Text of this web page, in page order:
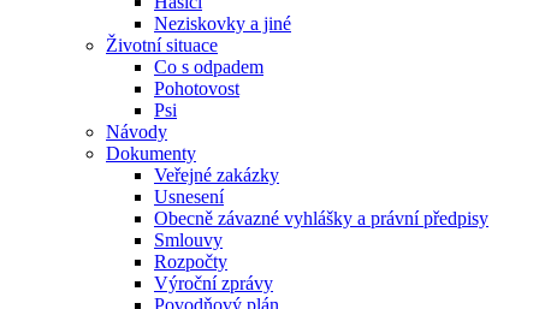
Neziskovky a jiné
Životní situace
Co s odpadem
Pohotovost
Psi
Návody
Dokumenty
Veřejné zakázky
Usnesení
Obecně závazné vyhlášky a právní předpisy
Smlouvy
Rozpočty
Výroční zprávy
Povodňový plán